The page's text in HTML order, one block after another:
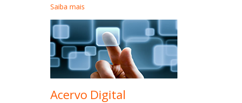
Saiba mais
Acervo Digital